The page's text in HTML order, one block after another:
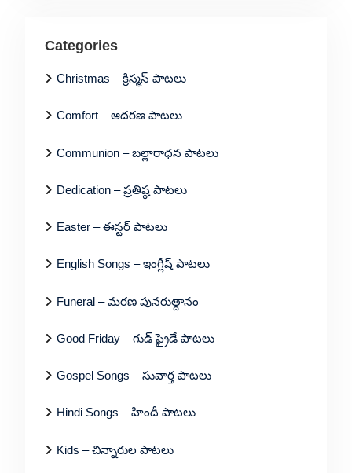
Categories
Christmas – క్రిస్మస్ పాటలు
Comfort – ఆదరణ పాటలు
Communion – బల్లారాధన పాటలు
Dedication – ప్రతిష్ఠ పాటలు
Easter – ఈస్టర్ పాటలు
English Songs – ఇంగ్లీష్ పాటలు
Funeral – మరణ పునరుత్దానం
Good Friday – గుడ్ ఫ్రైడే పాటలు
Gospel Songs – సువార్త పాటలు
Hindi Songs – హిందీ పాటలు
Kids – చిన్నారుల పాటలు